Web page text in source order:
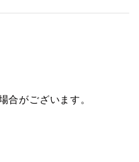
合がございます。